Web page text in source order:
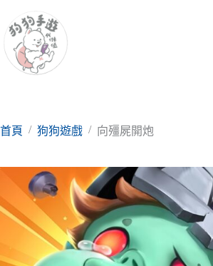
至
要
首頁 / 狗狗遊戲 / 向殭屍開炮